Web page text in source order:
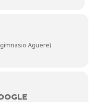
Aguere)